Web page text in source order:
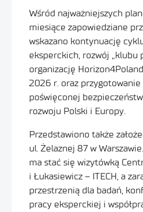
Wśród najważniejszych
miesiące zapowiedziane
wskazano kontynuację
eksperckich, rozwój „klubu
organizację
2026 r. oraz
poświęconej
rozwoju Polski i Europy.
Przedstawiono także
ul. Żelaznej 87 w
ma stać się wizytówką
i Łukasiewicz – ITECH, a
przestrzenią dla badań,
pracy eksperckiej i